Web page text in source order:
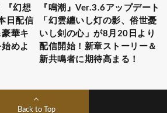
『幻想
日配信
華キ
めよ
『鳴潮』Ver.3.6アップデート
「幻雲纏いし灯の影、俗世憂
いし剣の心」が8月20日より
配信開始！新章ストーリー＆
新共鳴者に期待高まる！
Back to Top